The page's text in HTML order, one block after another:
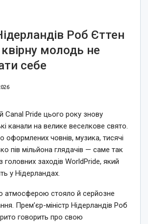
Роб Єттен
молодь не
себе
Canal Pride цього року знову
канали на велике веселкове свято.
оформлених човнів, музика, тисячі
пів мільйона глядачів — саме так
головних заходів WorldPride, який
у Нідерландах.
атмосферою стояло й серйозне
Прем’єр-міністр Нідерландів Роб
говорить про свою